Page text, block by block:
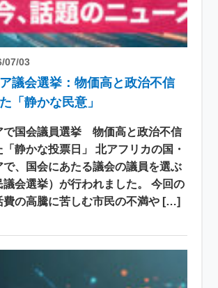
07/03
議会選挙：物価高と政治不信
「静かな民意」
で国会議員選挙 物価高と政治不信
静かな投票日」 北アフリカの国・
で、国会にあたる議会の議員を選ぶ
議会選挙）が行われました。 今回の
費の高騰に苦しむ市民の不満や […]